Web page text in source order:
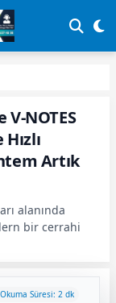
NOTES
Artık
alanında
bir cerrahi
Okuma Süresi: 2 dk